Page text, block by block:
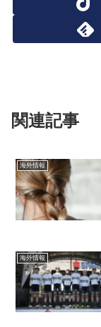
関連記事
海外情報
海外情報